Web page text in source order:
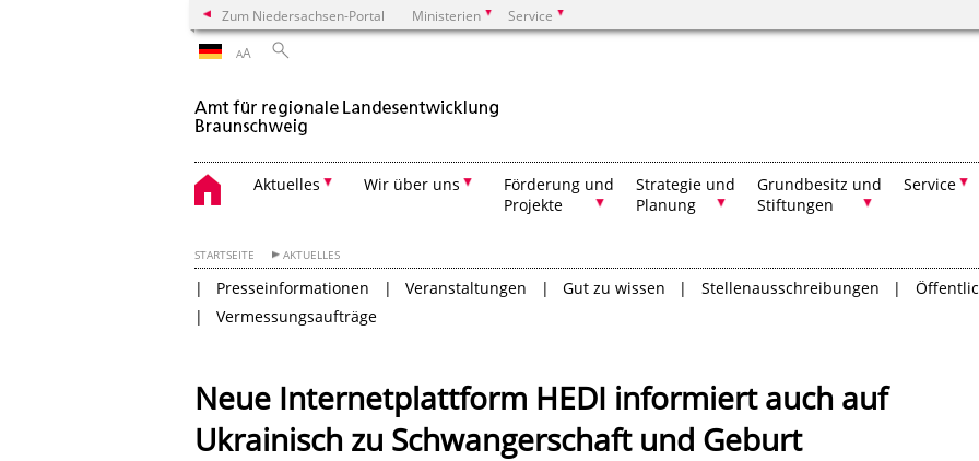
Zum Niedersachsen-Portal Ministerien Service
AA
Aktuelles Wir über uns
Förderung und
Projekte
Strategie und
Planung
Grundbesitz und
Stiftungen
Service
STARTSEITE AKTUELLES
Presseinformationen Veranstaltungen Gut zu wissen Stellenausschreibungen
Vermessungsaufträge
Neue Internetplattform HEDI informiert auch auf
Ukrainisch zu Schwangerschaft und Geburt